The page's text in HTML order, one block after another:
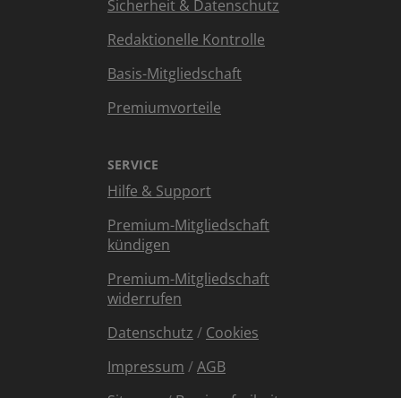
Sicherheit & Datenschutz
Redaktionelle Kontrolle
Basis-Mitgliedschaft
Premiumvorteile
SERVICE
Hilfe & Support
Premium-Mitgliedschaft
kündigen
Premium-Mitgliedschaft
widerrufen
Datenschutz / Cookies
Impressum /AGB